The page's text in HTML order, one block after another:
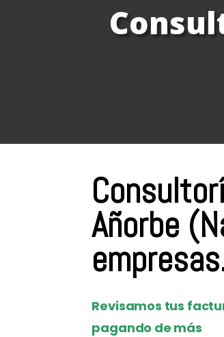
Añorbe
Revisamos tus
pagando de más